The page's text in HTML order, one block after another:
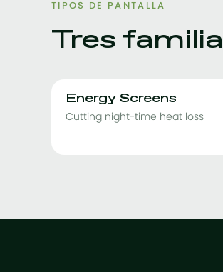
TIPOS DE PANTALLA
Tres
Energy Screens
Cutting night-time heat loss